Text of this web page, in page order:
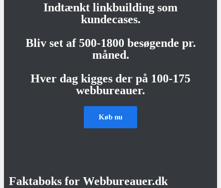
Indtænkt linkbuilding som
kundecases.
Bliv set af 500-1800 besøgende pr.
måned.
Hver dag kigges der på 100-175
webbureauer.
Køb nu
Faktaboks for Webbureauer.dk